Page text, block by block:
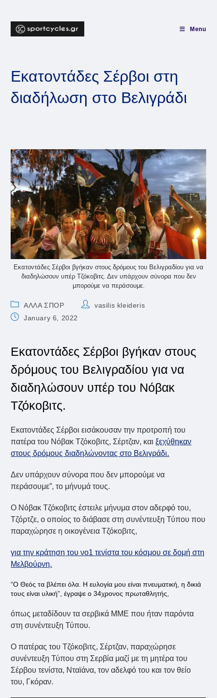
content
Menu
Εκατοντάδες Σέρβοι στη
διαδήλωση στο Βελιγράδι
Εκατοντάδες Σέρβοι βγήκαν στους δρόμους του Βελιγραδίου για να
διαδηλώσουν υπέρ Τζόκοβιτς. Δεν υπάρχουν σύνορα που δεν
μπορούμε να περάσουμε.
Post
category:
ΑΛΛΑ ΣΠΟΡ
Postvasilis kleideris
PostJanuary 6, 2022
Εκατοντάδες Σέρβοι βγήκαν στους
δρόμους του Βελιγραδίου για να
διαδηλώσουν υπέρ του Νόβακ
Τζόκοβιτς.
Εκατοντάδες Σέρβοι εισάκουσαν την προτροπή του
πατέρα του Νόβακ Τζόκοβιτς, Σέρτζαν, καιξεχύθηκαν
στους δρόμους διαδηλώνοντας στο Βελιγράδι.
Δεν υπάρχουν σύνορα που δεν μπορούμε να
περάσουμε”, το μήνυμά τους.
Ο Νόβακ Τζόκοβιτς έστειλε μήνυμα στον αδερφό του,
Τζόρτζε, ο οποίος το διάβασε στη συνέντευξη Τύπου που
παραχώρησε η οικογένεια Τζόκοβιτς,
για την κράτηση του νο1 τενίστα του κόσμου σε δομή στη
Μελβούρνη.
“Ο Θεός τα βλέπει όλα. Η ευλογία μου είναι πνευματική, η δικιά
τους είναι υλική”, έγραψε ο 34χρονος πρωταθλητής,
όπως μεταδίδουν τα σερβικά ΜΜΕ που ήταν παρόντα
στη συνέντευξη Τύπου.
Ο πατέρας του Τζόκοβιτς, Σέρτζαν, παραχώρησε
συνέντευξη Τύπου στη Σερβία μαζί με τη μητέρα του
Σέρβου τενίστα, Νταϊάνα, τον αδελφό του και τον θείο
του, Γκόραν.